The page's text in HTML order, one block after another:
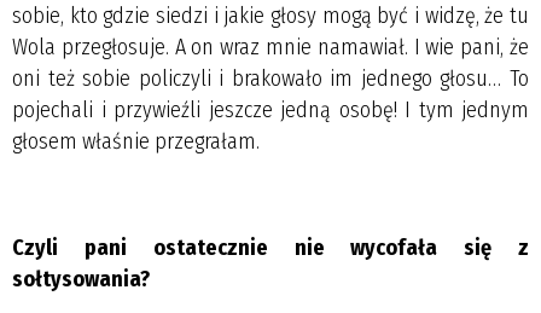
sobie, kto gdzie siedzi i jakie głosy mogą być i widzę, że tu
Wola przegłosuje. A on wraz mnie namawiał. I wie pani, że
oni też sobie policzyli i brakowało im jednego głosu… To
pojechali i przywieźli jeszcze jedną osobę! I tym jednym
głosem właśnie przegrałam.
Czyli pani ostatecznie nie wycofała się z
sołtysowania?